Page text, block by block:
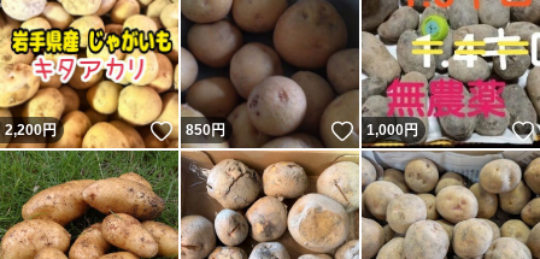
2,200円 いいね！
850円 いいね！
1,000円